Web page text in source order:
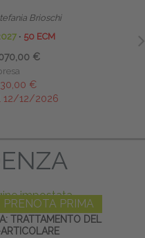
Brioschi
∙ 50 ECM
€
€
12/12/2026
PRENOTA PRIMA
TRATTAMENTO DEL